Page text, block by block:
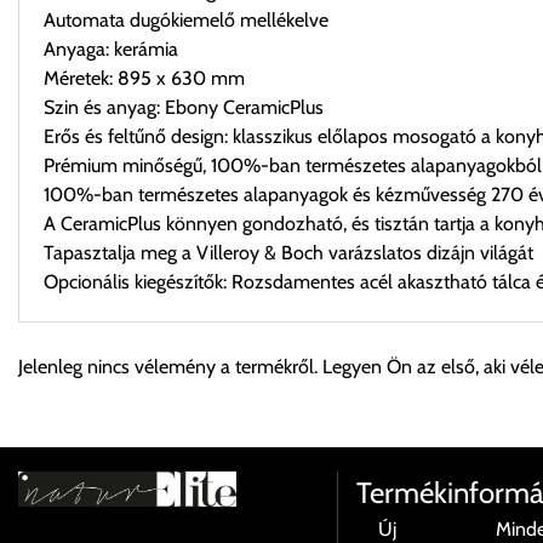
Automata dugókiemelő mellékelve
Anyaga: kerámia
Méretek: 895 x 630 mm
Szin és anyag: Ebony CeramicPlus
Erős és feltűnő design: klasszikus előlapos mosogató a
Prémium minőségű, 100%-ban természetes
100%-ban természetes alapanyagok és kézművesség 270
A CeramicPlus könnyen gondozható, és tisztán tartja a
Tapasztalja meg a Villeroy & Boch varázslatos dizájn világát
Opcionális kiegészítők: Rozsdamentes acél akasztható tálca
Személyes átvétel:
Cím:1133 Budapest, Váci út 100.
Jelenleg nincs vélemény a termékről. Legyen Ön az első, aki
Új